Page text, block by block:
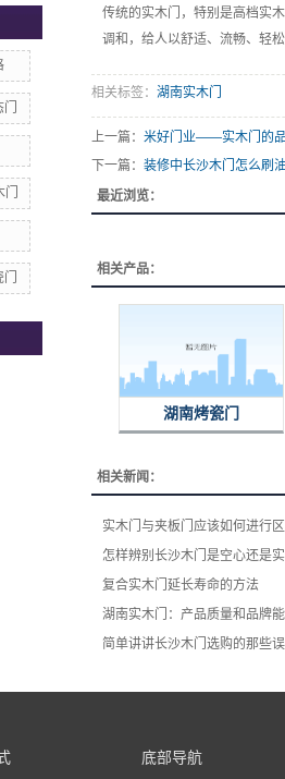
传统的实木门，特别是高档实
调和，给人以舒适、流畅、轻
相关标签： 湖南实木门
上一篇： 米好门业——实木门的
下一篇： 装修中长沙木门怎么刷
最近浏览：
相关产品：
湖南烤瓷门
相关新闻：
实木门与夹板门应该如何进行
怎样辨别长沙木门是空心还是
复合实木门延长寿命的方法
湖南实木门：产品质量和品牌
简单讲讲长沙木门选购的那些
底部导航